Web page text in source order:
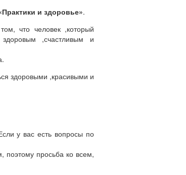
и здоровье».
что человек ,который
,счастливым и
здоровыми ,красивыми и
у вас есть вопросы по
поэтому просьба ко всем,